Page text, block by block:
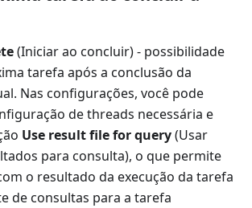
(Iniciar ao concluir) - possibilidade
tarefa após a conclusão da
Nas configurações, você pode
de threads necessária e
Use result file for query(Usar
para consulta), o que permite
o resultado da execução da tarefa
de consultas para a tarefa